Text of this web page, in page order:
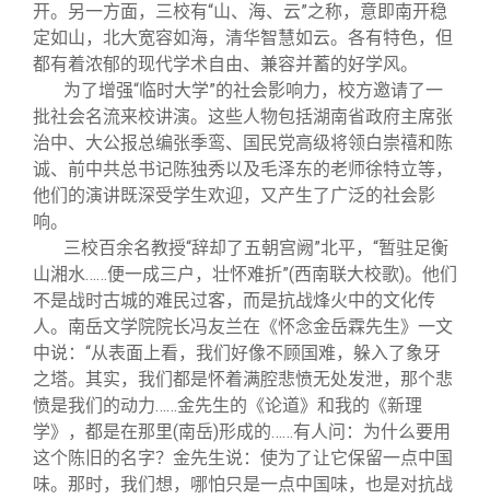
开。另一方面，三校有“山、海、云”之称，意即南开稳
定如山，北大宽容如海，清华智慧如云。各有特色，但
都有着浓郁的现代学术自由、兼容并蓄的好学风。
为了增强“临时大学”的社会影响力，校方邀请了一
批社会名流来校讲演。这些人物包括湖南省政府主席张
治中、大公报总编张季鸾、国民党高级将领白崇禧和陈
诚、前中共总书记陈独秀以及毛泽东的老师徐特立等，
他们的演讲既深受学生欢迎，又产生了广泛的社会影
响。
三校百余名教授“辞却了五朝宫阙”北平，“暂驻足衡
山湘水……便一成三户，壮怀难折”(西南联大校歌)。他们
不是战时古城的难民过客，而是抗战烽火中的文化传
人。南岳文学院院长冯友兰在《怀念金岳霖先生》一文
中说：“从表面上看，我们好像不顾国难，躲入了象牙
之塔。其实，我们都是怀着满腔悲愤无处发泄，那个悲
愤是我们的动力……金先生的《论道》和我的《新理
学》，都是在那里(南岳)形成的……有人问：为什么要用
这个陈旧的名字？金先生说：使为了让它保留一点中国
味。那时，我们想，哪怕只是一点中国味，也是对抗战